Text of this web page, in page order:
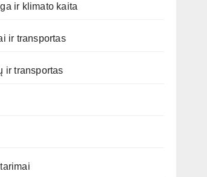
ir klimato kaita
ir transportas
ir transportas